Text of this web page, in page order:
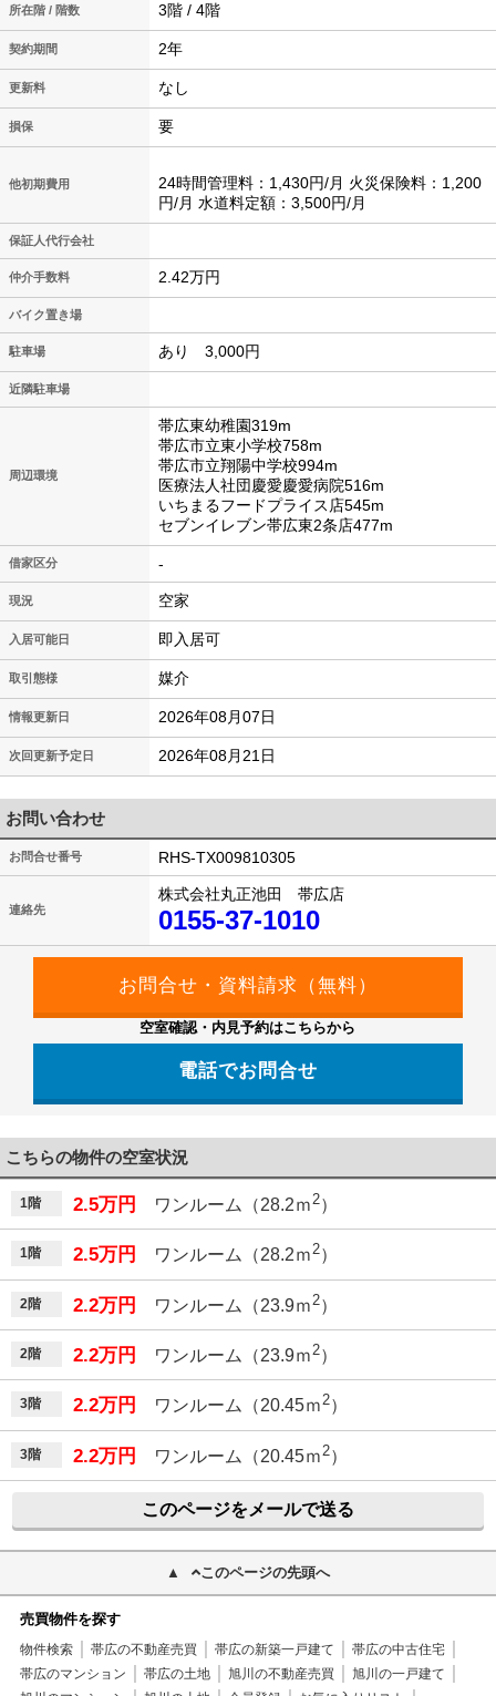
所在階 / 階数 3階 / 4階
契約期間 2年
更新料 なし
損保 要
他初期費用
24時間管理料：1,430円/月 火災保険料：1,200
円/月 水道料定額：3,500円/月
保証人代行会社
仲介手数料 2.42万円
バイク置き場
駐車場 あり 3,000円
近隣駐車場
周辺環境
帯広東幼稚園319m
帯広市立東小学校758m
帯広市立翔陽中学校994m
医療法人社団慶愛慶愛病院516m
いちまるフードプライス店545m
セブンイレブン帯広東2条店477m
借家区分 -
現況 空家
入居可能日 即入居可
取引態様 媒介
情報更新日 2026年08月07日
次回更新予定日 2026年08月21日
お問い合わせ
お問合せ番号 RHS-TX009810305
連絡先
株式会社丸正池田 帯広店
0155-37-1010
空室確認・内見予約はこちらから
電話でお問合せ
こちらの物件の空室状況
1階 2.5万円 ワンルーム（28.2ｍ2）
1階 2.5万円 ワンルーム（28.2ｍ2）
2階 2.2万円 ワンルーム（23.9ｍ 2）
2階 2.2万円 ワンルーム（23.9ｍ 2）
3階 2.2万円 ワンルーム（20.45ｍ2）
3階 2.2万円 ワンルーム（20.45ｍ 2）
このページをメールで送る
このページの先頭へ
売買物件を探す
物件検索 帯広の不動産売買 帯広の新築一戸建て
帯広の中古住宅
帯広のマンション
帯広の土地 旭川の不動産売買
旭川の一戸建て